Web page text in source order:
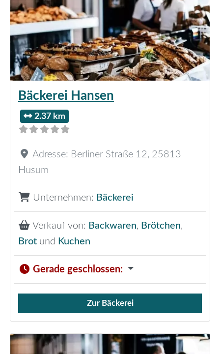
Bäckerei Hansen
2.37 km
Adresse: Berliner Straße 12, 25813
Husum
Unternehmen: Bäckerei
Verkauf von: Backwaren, Brötchen,
Brot und Kuchen
Gerade geschlossen:
Verkauf von Brötchen,
Zur Bäckerei